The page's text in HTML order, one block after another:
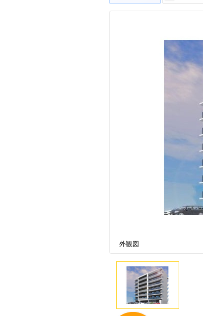
外観図